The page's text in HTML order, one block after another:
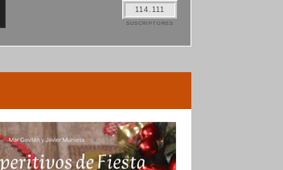
114.111
SUSCRIPTORES